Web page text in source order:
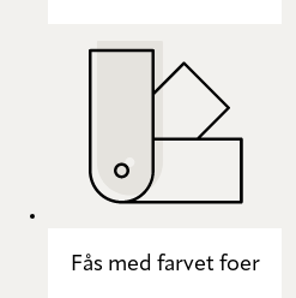
Fås med farvet foer